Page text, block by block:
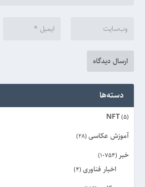
دسته‌ها
NFT(5)
آموزش عکاسی (28)
خبر (10754)
اخبار فناوری (4)